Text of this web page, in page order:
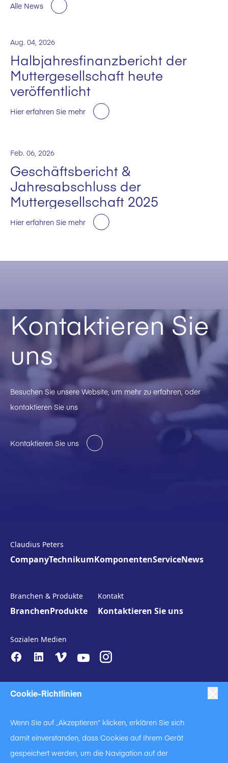
Cookie-Richtlinien
Wenn Sie auf „Akzeptieren“ klicken, erklären Sie sich
damit einverstanden, dass Cookies auf Ihrem Gerät
gespeichert werden, um die Navigation auf der
Alle News
Aug. 04, 2026
Halbjahresfinanzbericht der
Muttergesellschaft heute
veröffentlicht
Hier erfahren Sie mehr
Feb. 06, 2026
Geschäftsbericht &
Jahresabschluss der
Muttergesellschaft 2025
Hier erfahren Sie mehr
Kontaktieren Sie
uns
Besuchen Sie unsere Website, um mehr zu erfahren, oder
kontaktieren Sie uns
Kontaktieren Sie uns
Claudius Peters
CompanyTechnikumKomponentenServiceNews
Branchen & Produkte
BranchenProdukte
Kontakt
Kontaktieren Sie uns
Sozialen Medien
Anti-Slavery Impressum Datenschutzerklärung